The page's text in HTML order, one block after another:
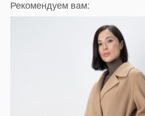
Рекомендуем вам: